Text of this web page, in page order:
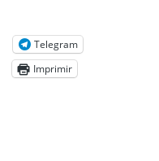
Telegram
Imprimir